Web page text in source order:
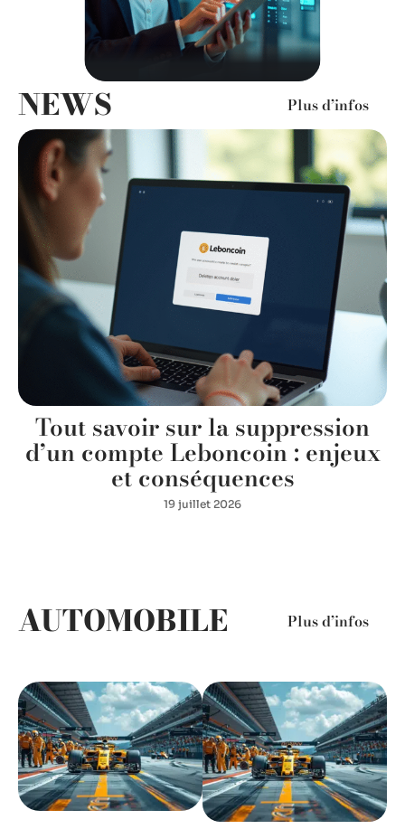
NEWS Plus d’infos
Tout savoir sur la suppression
d’un compte Leboncoin : enjeux
et conséquences
19 juillet 2026
AUTOMOBILE Plus d’infos